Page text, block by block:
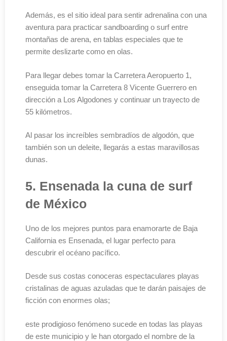
Además, es el sitio ideal para sentir adrenalina con una
aventura para practicar sandboarding o surf entre
montañas de arena, en tablas especiales que te
permite deslizarte como en olas.
Para llegar debes tomar la Carretera Aeropuerto 1,
enseguida tomar la Carretera 8 Vicente Guerrero en
dirección a Los Algodones y continuar un trayecto de
55 kilómetros.
Al pasar los increíbles sembradíos de algodón, que
también son un deleite, llegarás a estas maravillosas
dunas.
5. Ensenada la cuna de surf
de México
Uno de los mejores puntos para enamorarte de Baja
California es Ensenada, el lugar perfecto para
descubrir el océano pacífico.
Desde sus costas conoceras espectaculares playas
cristalinas de aguas azuladas que te darán paisajes de
ficción con enormes olas;
este prodigioso fenómeno sucede en todas las playas
de este municipio y le han otorgado el nombre de la